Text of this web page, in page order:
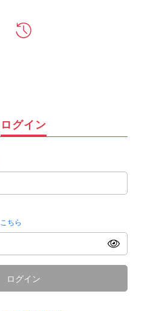
ログイン
こちら
ログイン